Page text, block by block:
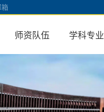
师资队伍 学科专业